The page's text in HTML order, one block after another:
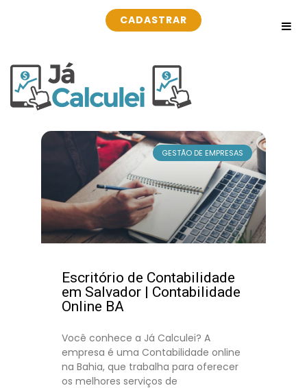
CADASTRAR
GESTÃO DE EMPRESAS
Escritório de Contabilidade
em Salvador | Contabilidade
Online BA
Você conhece a Já Calculei? A
empresa é uma Contabilidade online
na Bahia, que trabalha para oferecer
os melhores serviços de